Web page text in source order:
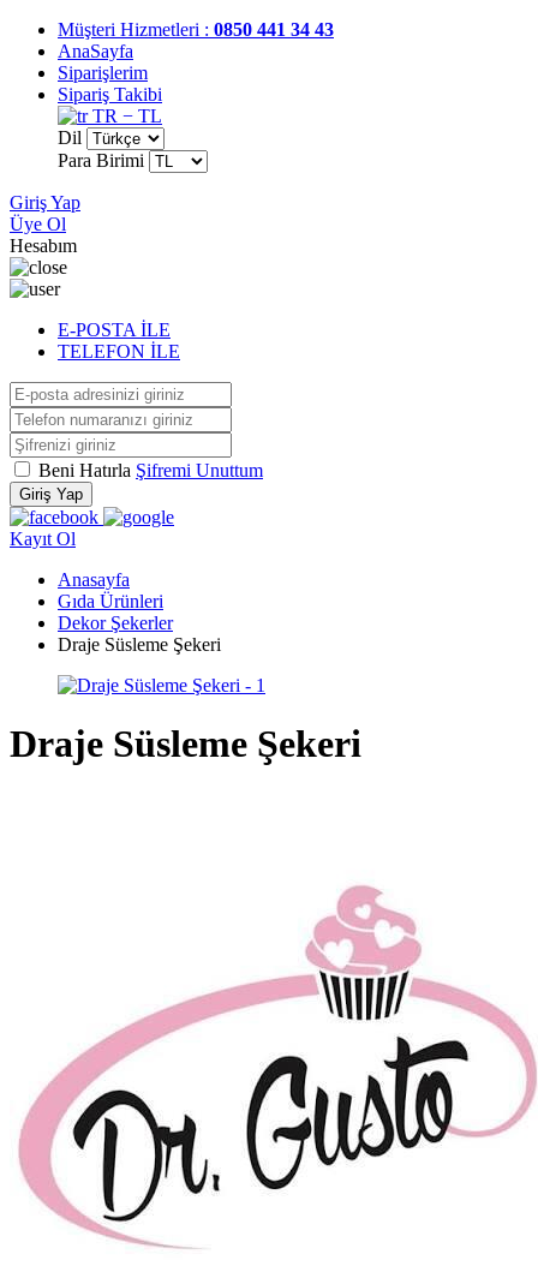
Müşteri Hizmetleri : 0850 441 34 43
AnaSayfa
Siparişlerim
Sipariş Takibi
TR − TL
Dil
Para Birimi
Giriş Yap
Üye Ol
Hesabım
E-POSTA İLE
TELEFON İLE
Beni Hatırla Şifremi Unuttum
Giriş Yap
Kayıt Ol
Anasayfa
Gıda Ürünleri
Dekor Şekerler
Draje Süsleme Şekeri
Draje Süsleme Şekeri